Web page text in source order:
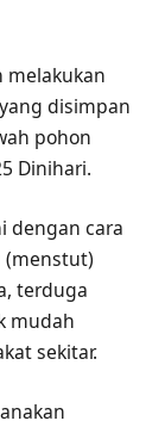
melakukan
disimpan
pohon
Dinihari.
dengan cara
(menstut)
terduga
mudah
sekitar.